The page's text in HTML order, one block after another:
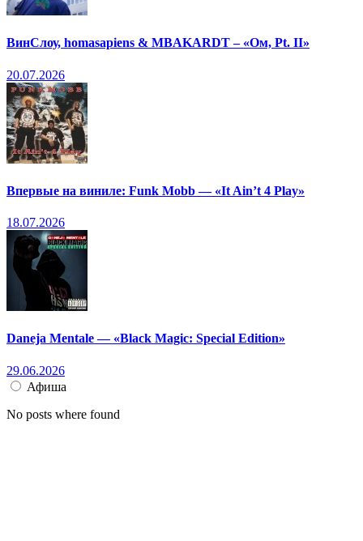
ВинСлоу, homasapiens & MBAKARDT – «Ом, Pt. II»
20.07.2026
Впервые на виниле: Funk Mobb — «It Ain’t 4 Play»
18.07.2026
Daneja Mentale — «Black Magic: Special Edition»
29.06.2026
Афиша
No posts where found